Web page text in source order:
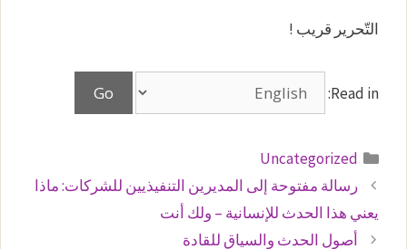
التّحرير قريب !
Read in:
التصنيفات
Uncategorized
رسالة مفتوحة إلى المديرين التنفيذيين للشركات: ماذا
يعني هذا الحدث للإنسانية – ولك أنت
أصول الحدث والسياق للقادة